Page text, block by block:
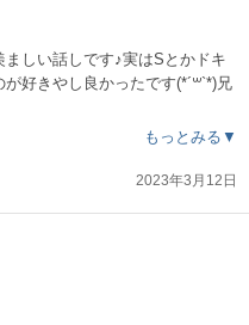
しい話しです♪実はSとかドキ
好きやし良かったです(*´꒳`*)兄
もっとみる▼
2023年3月12日